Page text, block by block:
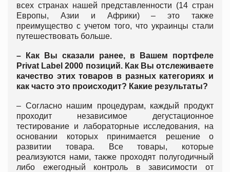
всех странах нашей представленности (14 стран
Европы, Азии и Африки) – это также
преимущество с учетом того, что украинцы стали
путешествовать больше.
– Как Вы сказали ранее, в Вашем портфеле
Privat Label 2000 позиций. Как Вы отслеживаете
качество этих товаров в разных категориях и
как часто это происходит? Какие результаты?
– Согласно нашим процедурам, каждый продукт
проходит независимое дегустационное
тестирование и лабораторные исследования, на
основании которых принимается решение о
развитии товара. Все товары, которые
реализуются нами, также проходят полугодичный
либо ежегодный контроль в зависимости от